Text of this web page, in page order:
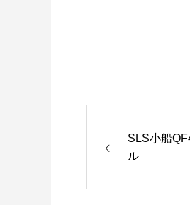
SLS小船
ル